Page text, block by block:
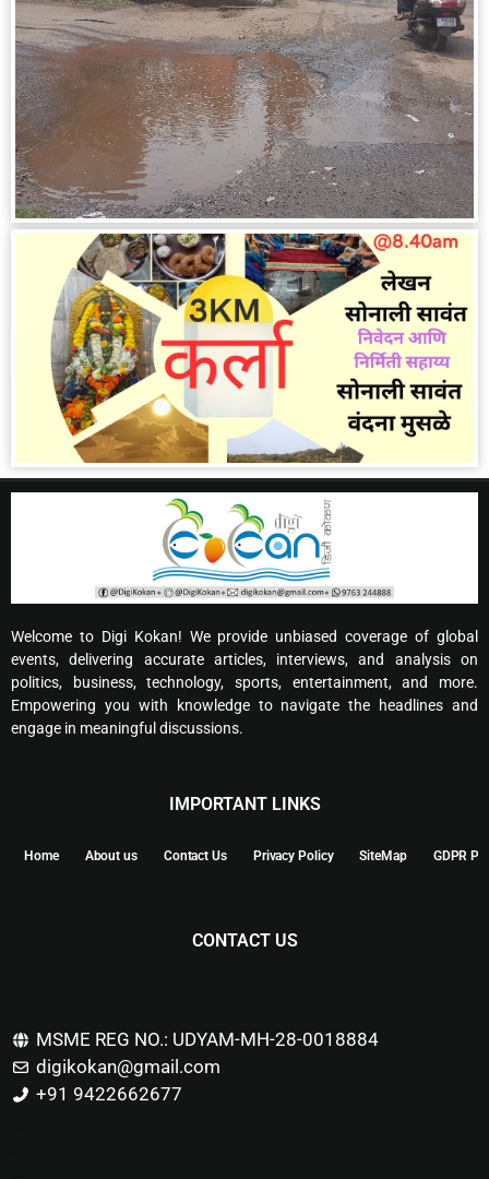
Welcome to Digi Kokan! We provide unbiased coverage of global
events, delivering accurate articles, interviews, and analysis on
politics, business, technology, sports, entertainment, and more.
Empowering you with knowledge to navigate the headlines and
engage in meaningful discussions.
IMPORTANT LINKS
Home About us Contact Us Privacy Policy SiteMap GDPR
CONTACT US
MSME REG NO.: UDYAM-MH-28-0018884
digikokan@gmail.com
+91 9422662677